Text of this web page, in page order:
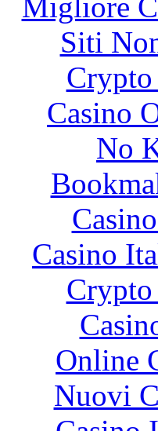
Siti
Casino
No
Casino
Online
Nuovi